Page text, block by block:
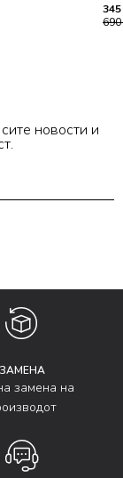
345
690
новости и
ЗАМЕНА
замена на